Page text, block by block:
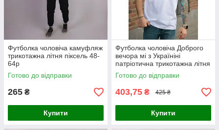
Футболка чоловіча камуфляж
трикотажна літня піксель 48-
64р
Готово до відправки
265 ₴
Купити
Футболка чоловіча Доброго
вечора мі з Україніні
патріотична трикотажна літня
біла 44-50р
Готово до відправки
403,75 ₴ 425 ₴
Купити